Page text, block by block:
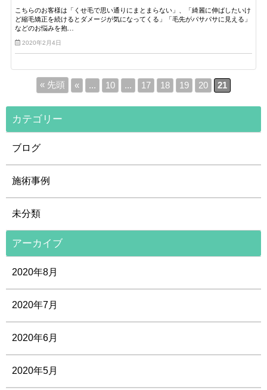
こちらのお客様は「くせ毛で思い通りにまとまらない」、「綺麗に伸ばしたいけ
ど縮毛矯正を続けるとダメージが気になってくる」「毛先がパサパサに見える」
などのお悩みを抱…
2020年2月4日
« 先頭 « ... 10 ... 17 18 19 20 21
カテゴリー
ブログ
施術事例
未分類
アーカイブ
2020年8月
2020年7月
2020年6月
2020年5月